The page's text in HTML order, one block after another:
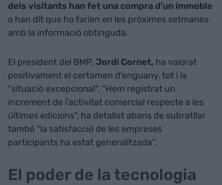
dels visitants han fet una compra d'un immoble
o han dit que ho farien en les pròximes setmanes
amb la informació obtinguda.
El president del BMP, Jordi Cornet, ha valorat
positivament el certamen d'enguany, tot i la
"situació excepcional". "Hem registrat un
increment de l'activitat comercial respecte a les
últimes edicions", ha detallat abans de subratllar
també "la satisfacció de les empreses
participants ha estat generalitzada".
El poder de la tecnologia